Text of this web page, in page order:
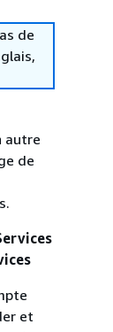
de
autre
de
et